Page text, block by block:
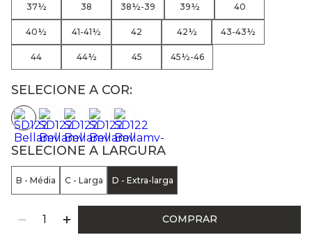
37½ 38 38½-39 39½ 40
40½ 41-41½ 42 42½ 43-43½
44 44½ 45 45½-46
SELECIONE A COR:
SELECIONE A LARGURA
B - Média C - Larga D - Extra-larga
COMPRAR